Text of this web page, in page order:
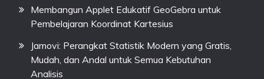
Membangun Applet Edukatif GeoGebra untuk
Pembelajaran Koordinat Kartesius
Jamovi: Perangkat Statistik Modern yang Gratis,
Mudah, dan Andal untuk Semua Kebutuhan
Analisis